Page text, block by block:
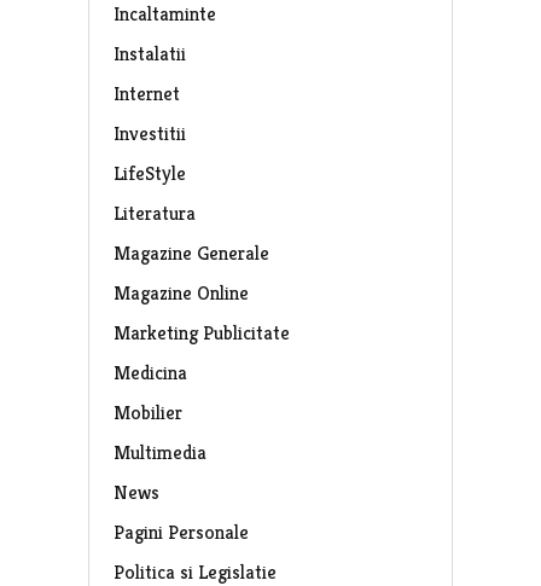
Incaltaminte
Instalatii
Internet
Investitii
LifeStyle
Literatura
Magazine Generale
Magazine Online
Marketing Publicitate
Medicina
Mobilier
Multimedia
News
Pagini Personale
Politica si Legislatie